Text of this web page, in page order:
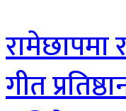
रामेछापमा
गीत